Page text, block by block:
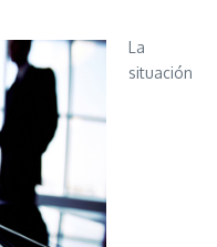
La
situación